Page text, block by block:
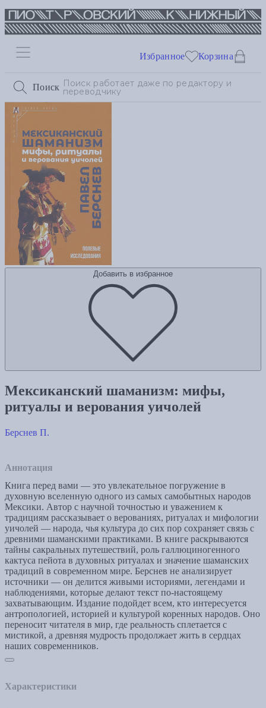
Поиск
Избранное Корзина
Добавить в избранное
Мексиканский шаманизм: мифы,
ритуалы и верования уичолей
Берснев П.
Аннотация
Книга перед вами — это увлекательное погружение в
духовную вселенную одного из самых самобытных народов
Мексики. Автор с научной точностью и уважением к
традициям рассказывает о верованиях, ритуалах и мифологии
уичолей — народа, чья культура до сих пор сохраняет связь с
древними шаманскими практиками. В книге раскрываются
тайны сакральных путешествий, роль галлюциногенного
кактуса пейота в духовных ритуалах и значение шаманских
традиций в современном мире. Берснев не анализирует
источники — он делится живыми историями, легендами и
наблюдениями, которые делают текст по-настоящему
захватывающим. Издание подойдет всем, кто интересуется
антропологией, историей и культурой коренных народов. Оно
переносит читателя в мир, где реальность сплетается с
мистикой, а древняя мудрость продолжает жить в сердцах
наших современников.
Характеристики